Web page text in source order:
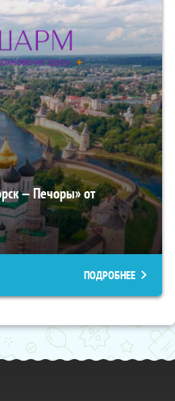
— Печоры» от
ПОДРОБНЕЕ